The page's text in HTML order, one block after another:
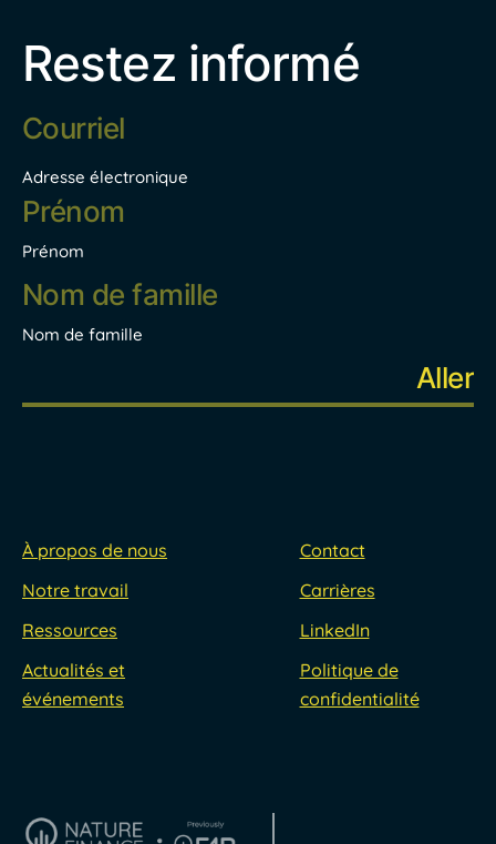
Restez informé
Adresse
électronique
Adresse électronique
Nom
Prénom
Nom de famille
À propos de nous
Notre travail
Ressources
Actualités et
événements
Contact
Carrières
LinkedIn
Politique de
confidentialité